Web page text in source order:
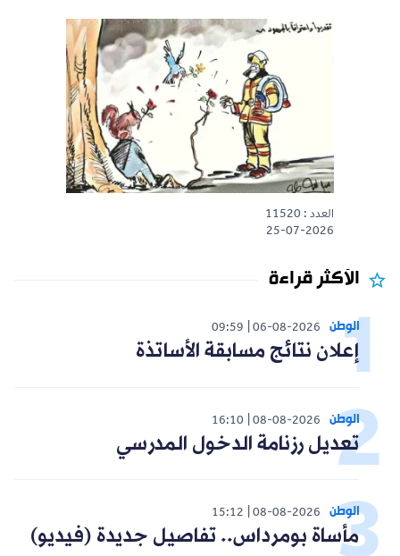
العدد : 11520
25-07-2026
الأكثر قراءة
الوطن 06-08-2026
09:59
إعلان نتائج مسابقة الأساتذة
الوطن 08-08-2026
16:10
تعديل رزنامة الدخول المدرسي
الوطن 08-08-2026
15:12
مأساة بومرداس.. تفاصيل جديدة (فيديو)